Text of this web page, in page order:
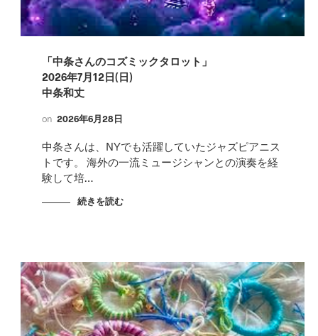
「中条さんのコズミックタロット」
2026年7月12日(日)
中条和丈
on 2026年6月28日
中条さんは、NYでも活躍していたジャズピアニス
トです。 海外の一流ミュージシャンとの演奏を経
験して培…
続きを読む